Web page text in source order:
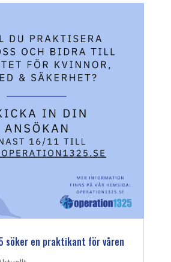
söker en praktikant för våren